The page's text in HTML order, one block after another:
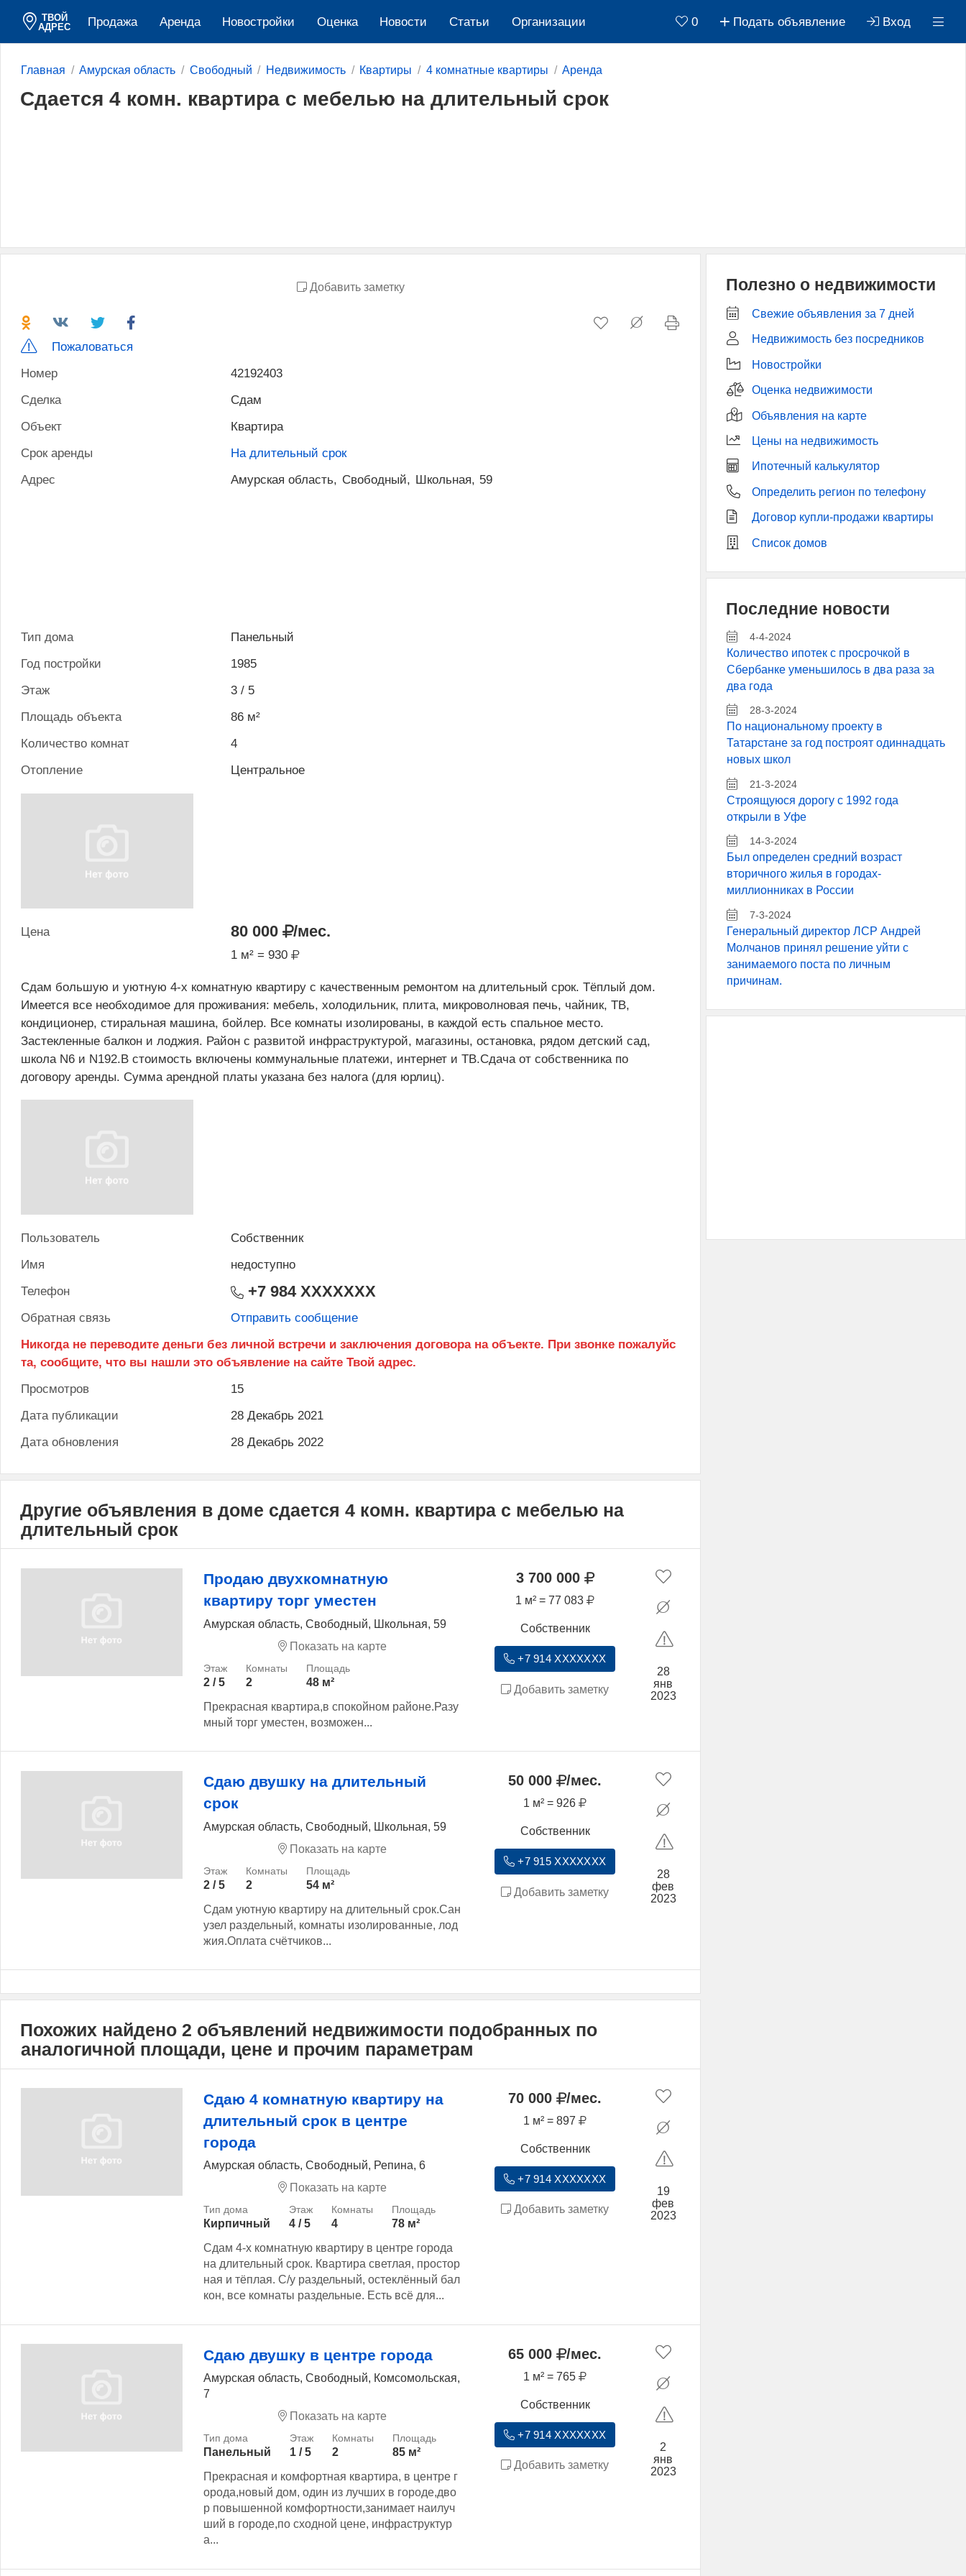
ТВОЙ
АДРЕС
Продажа Аренда Новостройки Оценка Новости Cтатьи Организации 0 Подать объявление Вход
Главная Амурская область Свободный Недвижимость Квартиры 4 комнатные квартиры Аренда
Сдается 4 комн. квартира с мебелью на длительный срок
Добавить заметку
Пожаловаться
Номер
42192403
Сделка
Сдам
Объект
Квартира
Срок аренды
На длительный срок
Адрес
Амурская область, Свободный, Школьная, 59
Тип дома
Панельный
Год постройки
1985
Этаж
3 / 5
Площадь объекта
86 м²
Количество комнат
4
Отопление
Центральное
Цена 80 000 /мес.
1 м² = 930
Сдам большую и уютную 4-х комнатную квартиру с качественным ремонтом на длительный срок. Тёплый дом.
Имеется все необходимое для проживания: мебель, холодильник, плита, микроволновая печь, чайник, ТВ,
кондиционер, стиральная машина, бойлер. Все комнаты изолированы, в каждой есть спальное место.
Застекленные балкон и лоджия. Район с развитой инфраструктурой, магазины, остановка, рядом детский сад,
школа N6 и N192.В стоимость включены коммунальные платежи, интернет и ТВ.Сдача от собственника по
договору аренды. Сумма арендной платы указана без налога (для юрлиц).
Пользователь
Собственник
Имя
недоступно
Телефон
+7 984 XXXXXXX
Обратная связь Отправить сообщение
Просмотров
15
Дата публикации
28 Декабрь 2021
Дата обновления
28 Декабрь 2022
Другие объявления в доме сдается 4 комн. квартира с мебелью на
длительный срок
Продаю двухкомнатную
квартиру торг уместен
Амурская область, Свободный, Школьная, 59
Показать на карте
2 / 5 2
48 м²
Прекрасная квартира,в спокойном районе.Разу
мный торг уместен, возможен...
3 700 000
1 м² = 77 083
Собственник
+7 914 XXXXXXX
Добавить заметку
28
янв
2023
Сдаю двушку на длительный
срок
Амурская область, Свободный, Школьная, 59
Показать на карте
2 / 5 2
54 м²
Сдам уютную квартиру на длительный срок.Сан
узел раздельный, комнаты изолированные, лод
жия.Оплата счётчиков...
50 000 /мес.
1 м² = 926
Собственник
+7 915 XXXXXXX
Добавить заметку
28
фев
2023
Похожих найдено 2 объявлений недвижимости подобранных по
аналогичной площади, цене и прочим параметрам
Сдаю 4 комнатную квартиру на
длительный срок в центре
города
Амурская область, Свободный, Репина, 6
Показать на карте
Кирпичный 4 / 5 4
78 м²
Сдам 4-х комнатную квартиру в центре города
на длительный срок. Квартира светлая, простор
ная и тёплая. С/у раздельный, остеклённый бал
кон, все комнаты раздельные. Есть всё для...
70 000 /мес.
1 м² = 897
Собственник
+7 914 XXXXXXX
Добавить заметку
19
фев
2023
Сдаю двушку в центре города
Амурская область, Свободный, Комсомольская,
7
Показать на карте
Панельный 1 / 5 2
85 м²
Прекрасная и комфортная квартира, в центре г
орода,новый дом, один из лучших в городе,дво
р повышенной комфортности,занимает наилуч
ший в городе,по сходной цене, инфраструктур
а...
65 000 /мес.
1 м² = 765
Собственник
+7 914 XXXXXXX
Добавить заметку
2
янв
2023
Полезно о недвижимости
Свежие объявления за 7 дней
Недвижимость без посредников
Новостройки
Оценка недвижимости
Объявления на карте
Цены на недвижимость
Ипотечный калькулятор
Определить регион по телефону
Договор купли-продажи квартиры
Список домов
Последние новости
4-4-2024
Количество ипотек с просрочкой в
Сбербанке уменьшилось в два раза за
два года
28-3-2024
По национальному проекту в
Татарстане за год построят одиннадцать
новых школ
21-3-2024
Строящуюся дорогу с 1992 года
открыли в Уфе
14-3-2024
Был определен средний возраст
вторичного жилья в городах-
миллионниках в России
7-3-2024
Генеральный директор ЛСР Андрей
Молчанов принял решение уйти с
занимаемого поста по личным
причинам.